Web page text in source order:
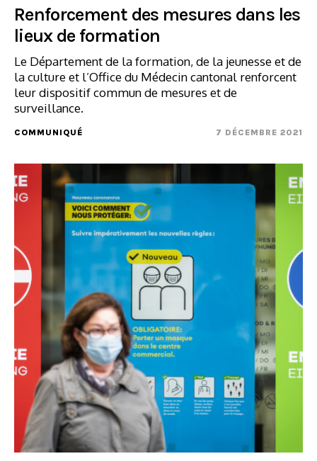
Renforcement des mesures dans les
lieux de formation
Le Département de la formation, de la jeunesse et de
la culture et l’Office du Médecin cantonal renforcent
leur dispositif commun de mesures et de
surveillance.
COMMUNIQUÉ 7 DÉCEMBRE 2021